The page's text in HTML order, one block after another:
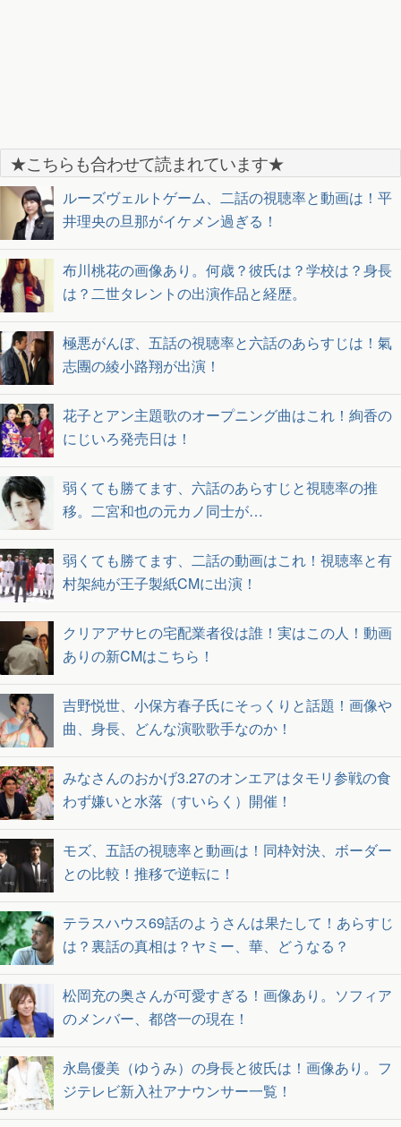
★こちらも合わせて読まれています★
ルーズヴェルトゲーム、二話の視聴率と動画は！平
井理央の旦那がイケメン過ぎる！
布川桃花の画像あり。何歳？彼氏は？学校は？身長
は？二世タレントの出演作品と経歴。
極悪がんぼ、五話の視聴率と六話のあらすじは！氣
志團の綾小路翔が出演！
花子とアン主題歌のオープニング曲はこれ！絢香の
にじいろ発売日は！
弱くても勝てます、六話のあらすじと視聴率の推
移。二宮和也の元カノ同士が…
弱くても勝てます、二話の動画はこれ！視聴率と有
村架純が王子製紙CMに出演！
クリアアサヒの宅配業者役は誰！実はこの人！動画
ありの新CMはこちら！
吉野悦世、小保方春子氏にそっくりと話題！画像や
曲、身長、どんな演歌歌手なのか！
みなさんのおかげ3.27のオンエアはタモリ参戦の食
わず嫌いと水落（すいらく）開催！
モズ、五話の視聴率と動画は！同枠対決、ボーダー
との比較！推移で逆転に！
テラスハウス69話のようさんは果たして！あらすじ
は？裏話の真相は？ヤミー、華、どうなる？
松岡充の奥さんが可愛すぎる！画像あり。ソフィア
のメンバー、都啓一の現在！
永島優美（ゆうみ）の身長と彼氏は！画像あり。フ
ジテレビ新入社アナウンサー一覧！